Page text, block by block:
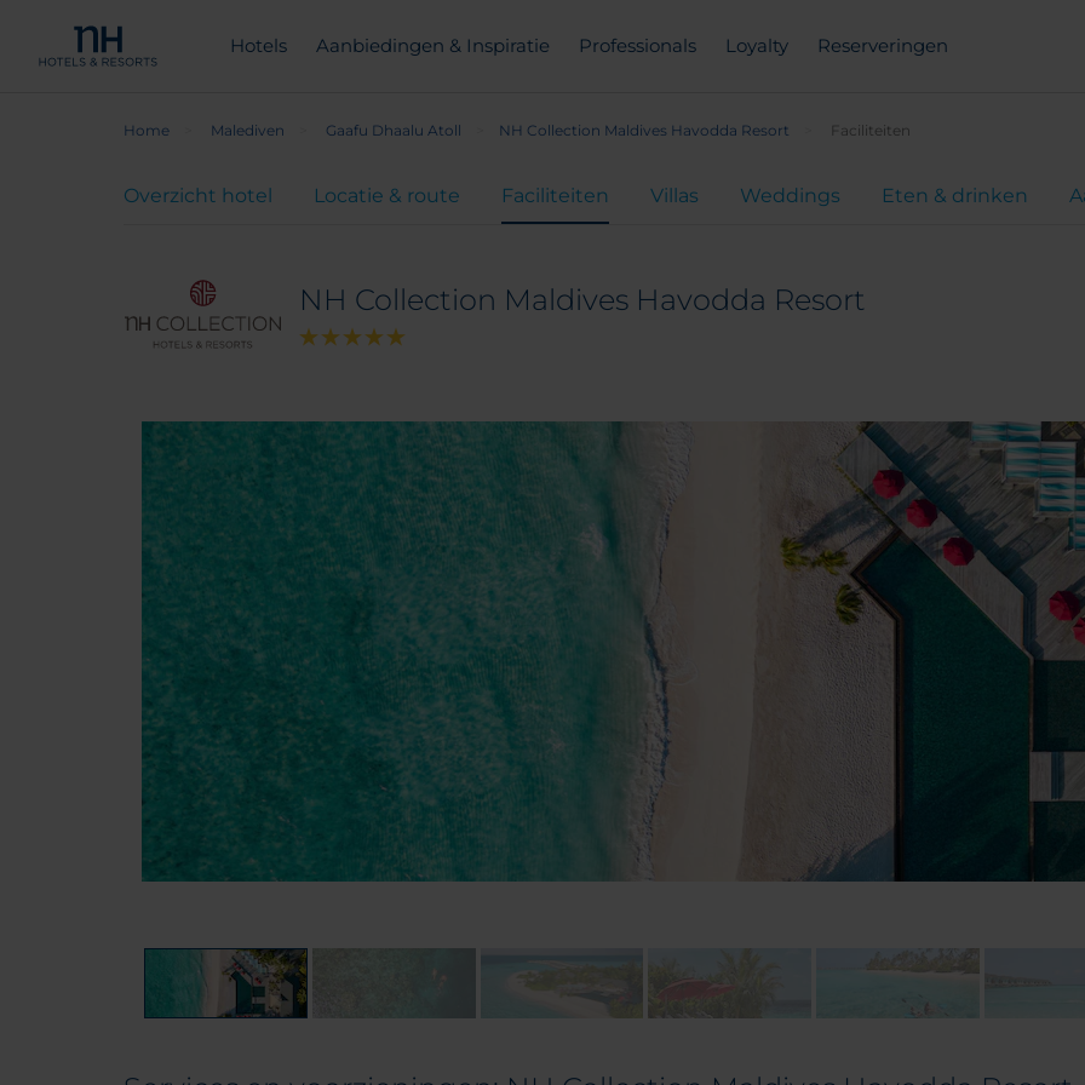
Hotels Aanbiedingen & Inspiratie Professionals Loyalty Reserveringen
Home Malediven Gaafu Dhaalu Atoll NH Collection Maldives Havodda Resort Faciliteiten
Overzicht hotel Locatie & route Faciliteiten Villas Weddings Eten & drinken
NH Collection Maldives Havodda Resort